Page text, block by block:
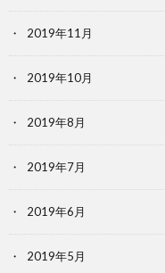
2019年11月
2019年10月
2019年8月
2019年7月
2019年6月
2019年5月